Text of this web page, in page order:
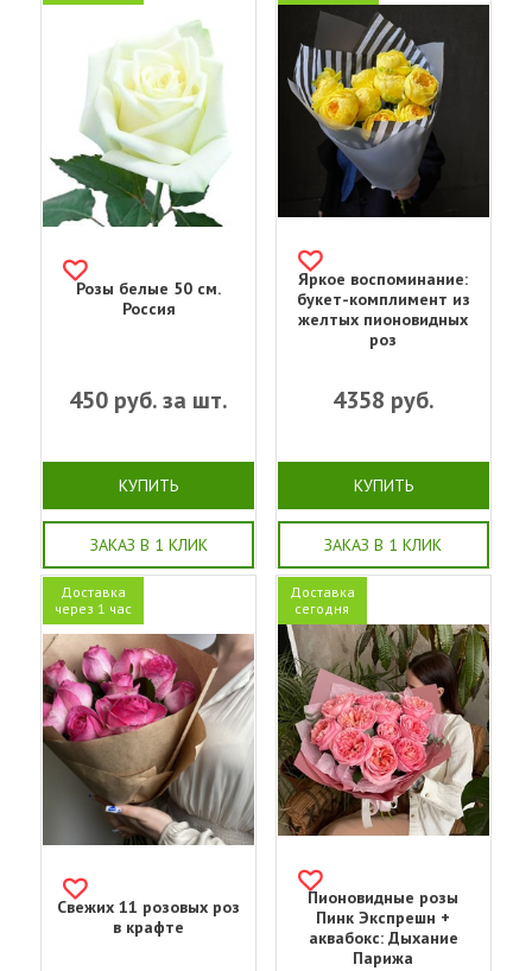
Розы белые 50 см.
Россия
450 руб. за шт.
КУПИТЬ
ЗАКАЗ В 1 КЛИК
Яркое воспоминание:
букет-комплимент из
желтых пионовидных
роз
4358 руб.
КУПИТЬ
ЗАКАЗ В 1 КЛИК
Доставка
через 1 час
Свежих 11 розовых роз
в крафте
Доставка
сегодня
Пионовидные розы
Пинк Экспрешн +
аквабокс: Дыхание
Парижа